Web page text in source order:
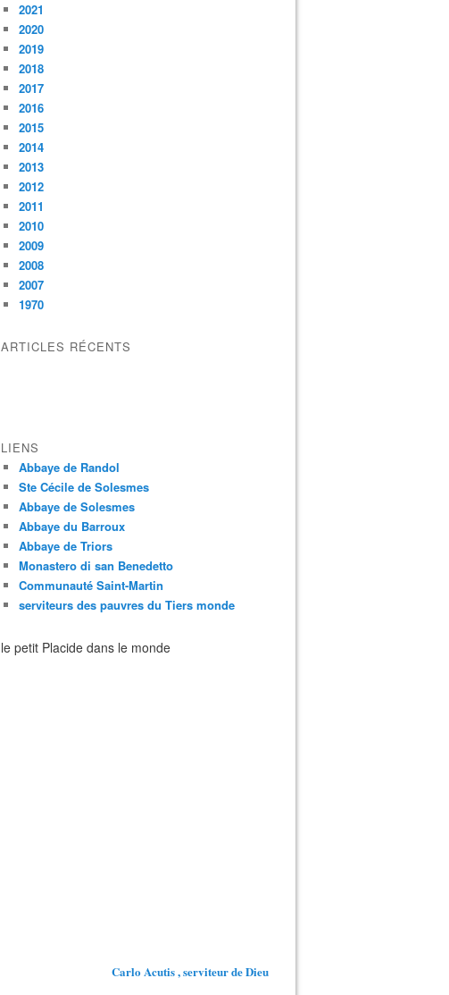
2021
2020
2019
2018
2017
2016
2015
2014
2013
2012
2011
2010
2009
2008
2007
1970
ARTICLES RÉCENTS
LIENS
Abbaye de Randol
Ste Cécile de Solesmes
Abbaye de Solesmes
Abbaye du Barroux
Abbaye de Triors
Monastero di san Benedetto
Communauté Saint-Martin
serviteurs des pauvres du Tiers monde
le petit Placide dans le monde
Carlo Acutis , serviteur de Dieu